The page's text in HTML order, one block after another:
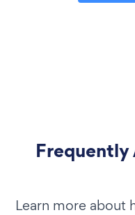
Frequently
Learn more about